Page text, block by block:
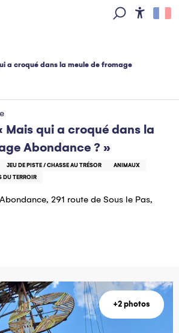
a croqué dans la meule de fromage
Mais qui a croqué dans la
Abondance ? »
JEU DE PISTE / CHASSE AU TRÉSOR
ANIMAUX
DU TERROIR
291 route de Sous le Pas,
favoris
+2 photos